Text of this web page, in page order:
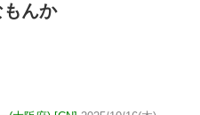
んか